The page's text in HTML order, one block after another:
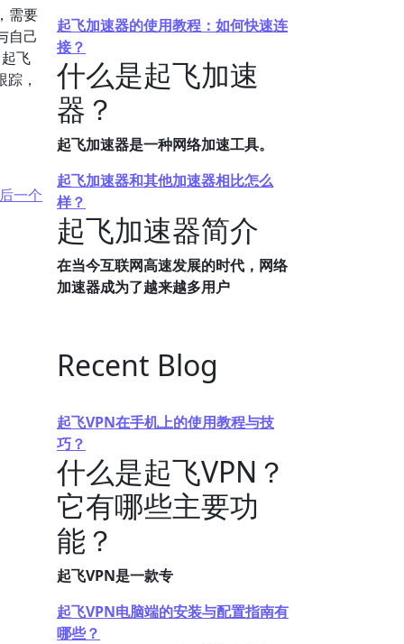
需要
自己
飞
，
后一个
起飞加速器的使用教程：如何快速连
接？
什么是起飞加速
器？
起飞加速器是一种网络加速工具。
起飞加速器和其他加速器相比怎么
样？
起飞加速器简介
在当今互联网高速发展的时代，网络
加速器成为了越来越多用户
Recent Blog
起飞VPN在手机上的使用教程与技
巧？
什么是起飞VPN？
它有哪些主要功
能？
起飞VPN是一款专
起飞VPN电脑端的安装与配置指南有
哪些？